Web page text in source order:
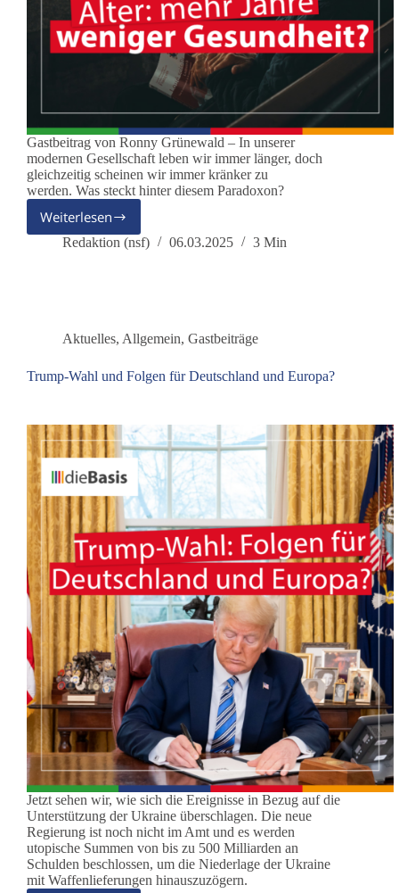
Gastbeitrag von Ronny Grünewald – In unserer
modernen Gesellschaft leben wir immer länger, doch
gleichzeitig scheinen wir immer kränker zu
werden. Was steckt hinter diesem Paradoxon?
Weiterlesen
Das
Paradoxon
Jahre,
weniger
Gesundheit?
Redaktion (nsf) 06.03.2025 3 Min
Aktuelles, Allgemein, Gastbeiträge
Trump-Wahl und Folgen für Deutschland und Europa?
Jetzt sehen wir, wie sich die Ereignisse in Bezug auf die
Unterstützung der Ukraine überschlagen. Die neue
Regierung ist noch nicht im Amt und es werden
utopische Summen von bis zu 500 Milliarden an
Schulden beschlossen, um die Niederlage der Ukraine
mit Waffenlieferungen hinauszuzögern.